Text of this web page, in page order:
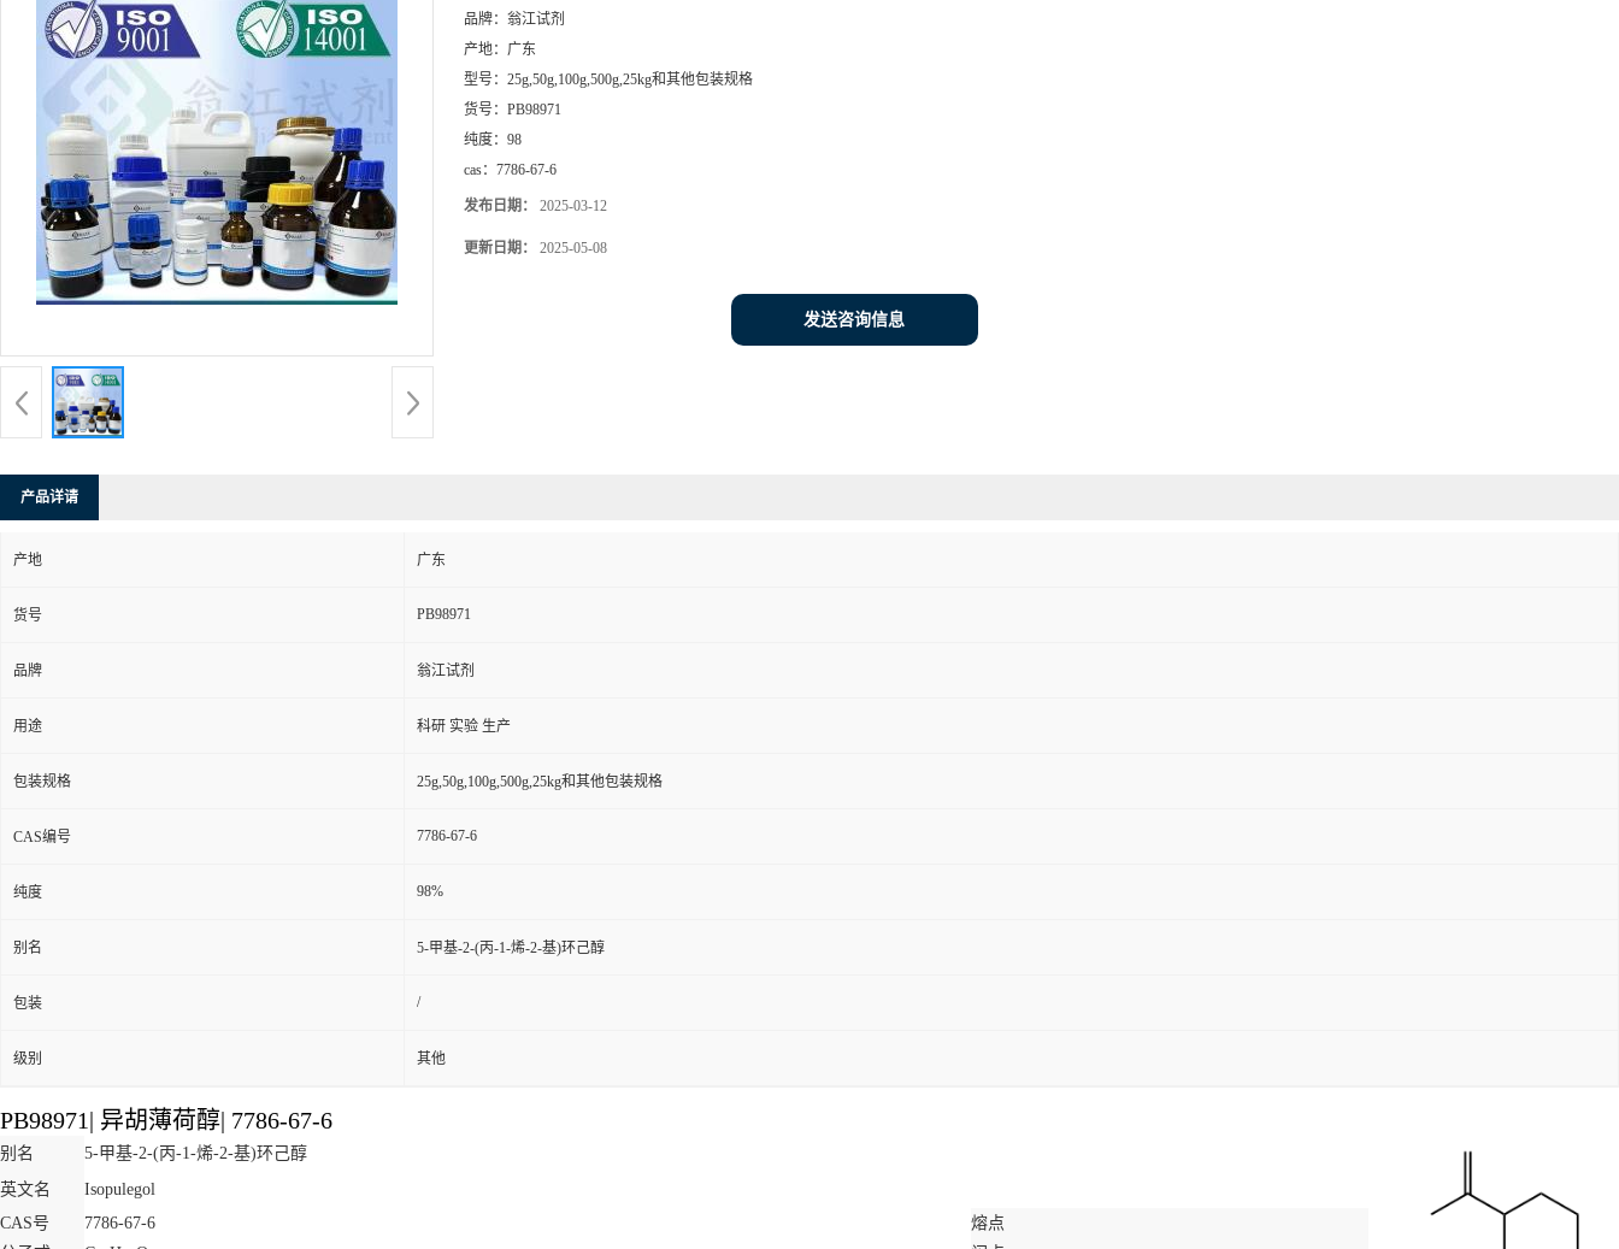
品牌： 翁江试剂
产地： 广东
型号： 25g,50g,100g,500g,25kg和其他包装规格
货号： PB98971
纯度： 98
cas： 7786-67-6
发布日期： 2025-03-12
更新日期： 2025-05-08
发送咨询信息
产品详请
产地 广东
货号 PB98971
品牌 翁江试剂
用途 科研 实验 生产
包装规格 25g,50g,100g,500g,25kg和其他包装规格
CAS编号 7786-67-6
纯度 98%
别名 5-甲基-2-(丙-1-烯-2-基)环己醇
包装 /
级别 其他
PB98971| 异胡薄荷醇| 7786-67-6
别名
5-甲基-2-(丙-1-烯-2-基)环己醇
英文名
Isopulegol
CAS号
7786-67-6
熔点